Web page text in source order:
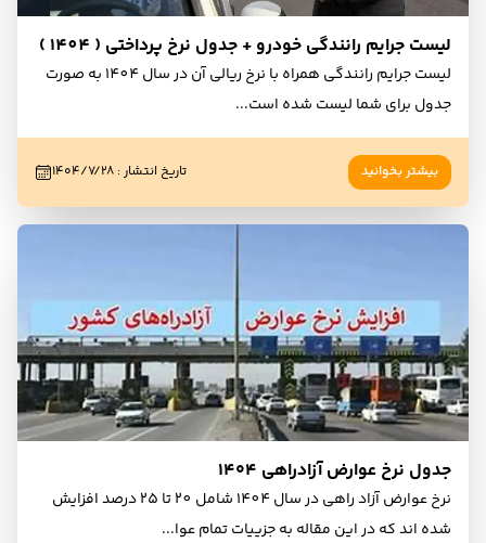
لیست جرایم رانندگی خودرو + جدول نرخ پرداختی ( 1404 )
لیست جرایم رانندگی همراه با نرخ ریالی آن در سال 1404 به صورت
جدول برای شما لیست شده است...
بیشتر بخوانید تاریخ انتشار: ۱۴۰۴/۷/۲۸
جدول نرخ عوارض آزادراهی ۱۴۰۴
نرخ عوارض آزاد راهی در سال 1404 شامل 20 تا 25 درصد افزایش
شده اند که در این مقاله به جزییات تمام عوا...